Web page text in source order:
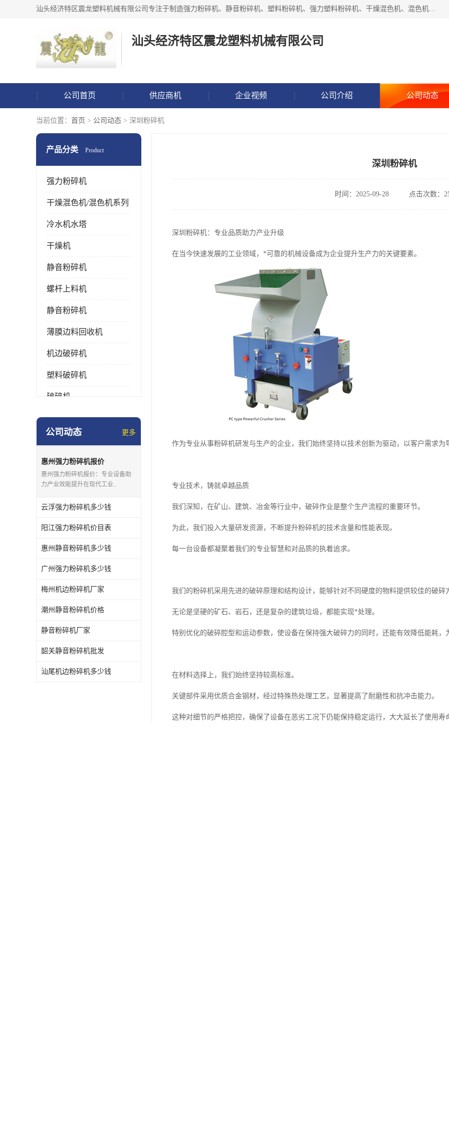
汕头经济特区震龙塑料机械有限公司专注于制造强力粉碎机、静音粉碎机、塑料粉碎机、强力塑料粉碎机、干燥混色机、混色机、冷水机、上料机等塑料辅助机械。
汕头经济特区震龙塑料机械有限公司
公司首页 供应商机 企业视频 公司介绍 公司动态
当前位置： 首页 > 公司动态 > 深圳粉碎机
产品分类 Product
强力粉碎机
干燥混色机/混色机系列
冷水机水塔
干燥机
静音粉碎机
螺杆上料机
静音粉碎机
薄膜边料回收机
机边破碎机
塑料破碎机
破碎机
强力粉碎机
公司动态 更多
惠州强力粉碎机报价
惠州强力粉碎机报价：专业设备助
力产业效能提升在现代工业..
云浮强力粉碎机多少钱
阳江强力粉碎机价目表
惠州静音粉碎机多少钱
广州强力粉碎机多少钱
梅州机边粉碎机厂家
潮州静音粉碎机价格
静音粉碎机厂家
韶关静音粉碎机批发
汕尾机边粉碎机多少钱
深圳粉碎机
时间：2025-09-28 点击次数：
深圳粉碎机：专业品质助力产业升级
在当今快速发展的工业领域，*可靠的机械设备成为企业提升生产力的关键要素。
作为专业从事粉碎机研发与生产的企业，我们始终坚持以技术创新为驱动，以客户需求为
专业技术，铸就卓越品质
我们深知，在矿山、建筑、冶金等行业中，破碎作业是整个生产流程的重要环节。
为此，我们投入大量研发资源，不断提升粉碎机的技术含量和性能表现。
每一台设备都凝聚着我们的专业智慧和对品质的执着追求。
我们的粉碎机采用先进的破碎原理和结构设计，能够针对不同硬度的物料提供较佳的破碎
无论是坚硬的矿石、岩石，还是复杂的建筑垃圾，都能实现*处理。
特别优化的破碎腔型和运动参数，使设备在保持强大破碎力的同时，还能有效降低能耗，
在材料选择上，我们始终坚持较高标准。
关键部件采用优质合金钢材，经过特殊热处理工艺，显著提高了耐磨性和抗冲击能力。
这种对细节的严格把控，确保了设备在恶劣工况下仍能保持稳定运行，大大延长了使用寿